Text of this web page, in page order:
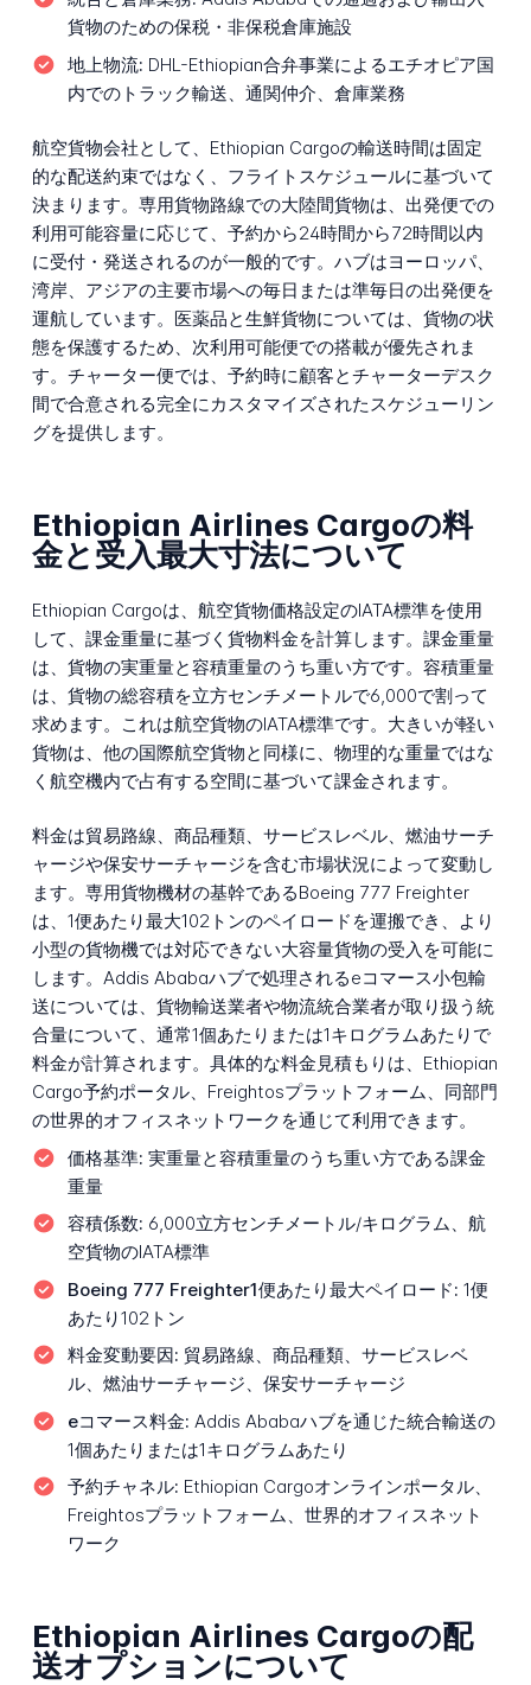
貨物のための保税・非保税倉庫施設
地上物流: DHL-Ethiopian合弁事業によるエチオピア国
内でのトラック輸送、通関仲介、倉庫業務
航空貨物会社として、Ethiopian Cargoの輸送時間は固定
的な配送約束ではなく、フライトスケジュールに基づいて
決まります。専用貨物路線での大陸間貨物は、出発便での
利用可能容量に応じて、予約から24時間から72時間以内
に受付・発送されるのが一般的です。ハブはヨーロッパ、
湾岸、アジアの主要市場への毎日または準毎日の出発便を
運航しています。医薬品と生鮮貨物については、貨物の状
態を保護するため、次利用可能便での搭載が優先されま
す。チャーター便では、予約時に顧客とチャーターデスク
間で合意される完全にカスタマイズされたスケジューリン
グを提供します。
Ethiopian Airlines Cargoの料
金と受入最大寸法について
Ethiopian Cargoは、航空貨物価格設定のIATA標準を使用
して、課金重量に基づく貨物料金を計算します。課金重量
は、貨物の実重量と容積重量のうち重い方です。容積重量
は、貨物の総容積を立方センチメートルで6,000で割って
求めます。これは航空貨物のIATA標準です。大きいが軽い
貨物は、他の国際航空貨物と同様に、物理的な重量ではな
く航空機内で占有する空間に基づいて課金されます。
料金は貿易路線、商品種類、サービスレベル、燃油サーチ
ャージや保安サーチャージを含む市場状況によって変動し
ます。専用貨物機材の基幹であるBoeing 777 Freighter
は、1便あたり最大102トンのペイロードを運搬でき、より
小型の貨物機では対応できない大容量貨物の受入を可能に
します。Addis Ababaハブで処理されるeコマース小包輸
送については、貨物輸送業者や物流統合業者が取り扱う統
合量について、通常1個あたりまたは1キログラムあたりで
料金が計算されます。具体的な料金見積もりは、Ethiopian
Cargo予約ポータル、Freightosプラットフォーム、同部門
の世界的オフィスネットワークを通じて利用できます。
価格基準: 実重量と容積重量のうち重い方である課金
重量
容積係数: 6,000立方センチメートル/キログラム、航
空貨物のIATA標準
Boeing 777 Freighter1便あたり最大ペイロード: 1便
あたり102トン
料金変動要因: 貿易路線、商品種類、サービスレベ
ル、燃油サーチャージ、保安サーチャージ
eコマース料金: Addis Ababaハブを通じた統合輸送の
1個あたりまたは1キログラムあたり
予約チャネル: Ethiopian Cargoオンラインポータル、
Freightosプラットフォーム、世界的オフィスネット
ワーク
Ethiopian Airlines Cargoの配
送オプションについて